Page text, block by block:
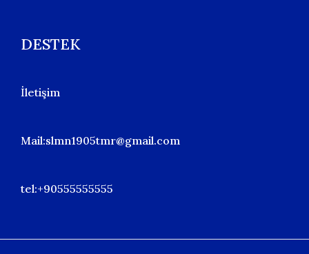
DESTEK
İletişim
Mail:slmn1905tmr@gmail.com
tel:+90555555555